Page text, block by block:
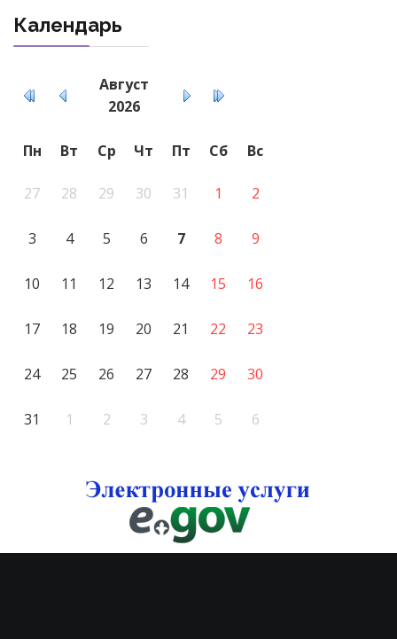
Календарь
Август
2026
Пн Вт Ср Чт Пт Сб Вс
27 28 29 30 31 1 2
3 4 5 6 7 8 9
10 11 12 13 14 15 16
17 18 19 20 21 22 23
24 25 26 27 28 29 30
31 1 2 3 4 5 6